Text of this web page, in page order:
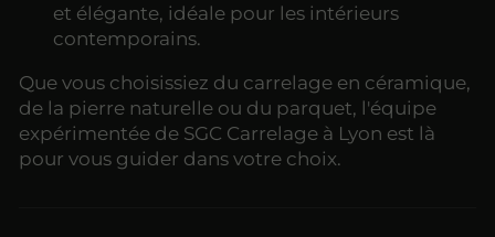
et élégante, idéale pour les intérieurs
contemporains.
Que vous choisissiez du carrelage en céramique,
de la pierre naturelle ou du parquet, l'équipe
expérimentée de SGC Carrelage à Lyon est là
pour vous guider dans votre choix.